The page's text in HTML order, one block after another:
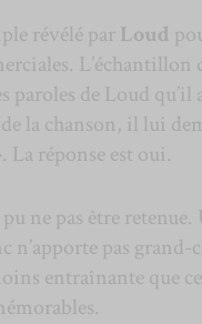
révélé parLoud
L’échantillon
de Loud qu’il
la chanson, il lui
La réponse est oui.
ne pas être retenue.
pas
entraînante que